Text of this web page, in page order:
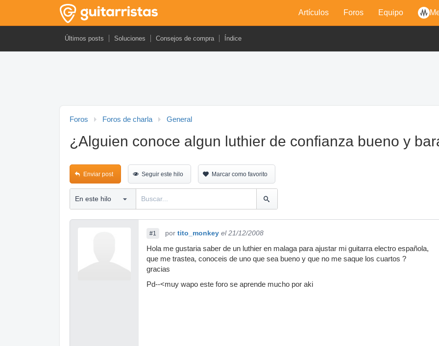
Artículos Foros Equipo
Últimos posts Soluciones Consejos de compra Índice
Foros Foros de charla General
¿Alguien conoce algun luthier de confianza bueno y
Enviar post Seguir este hilo Marcar como favorito
#1 por tito_monkey el 21/12/2008
Hola me gustaria saber de un luthier en malaga para ajustar mi guitarra electro española,
que me trastea, conoceis de uno que sea bueno y que no me saque los cuartos ?
gracias
Pd--<muy wapo este foro se aprende mucho por aki